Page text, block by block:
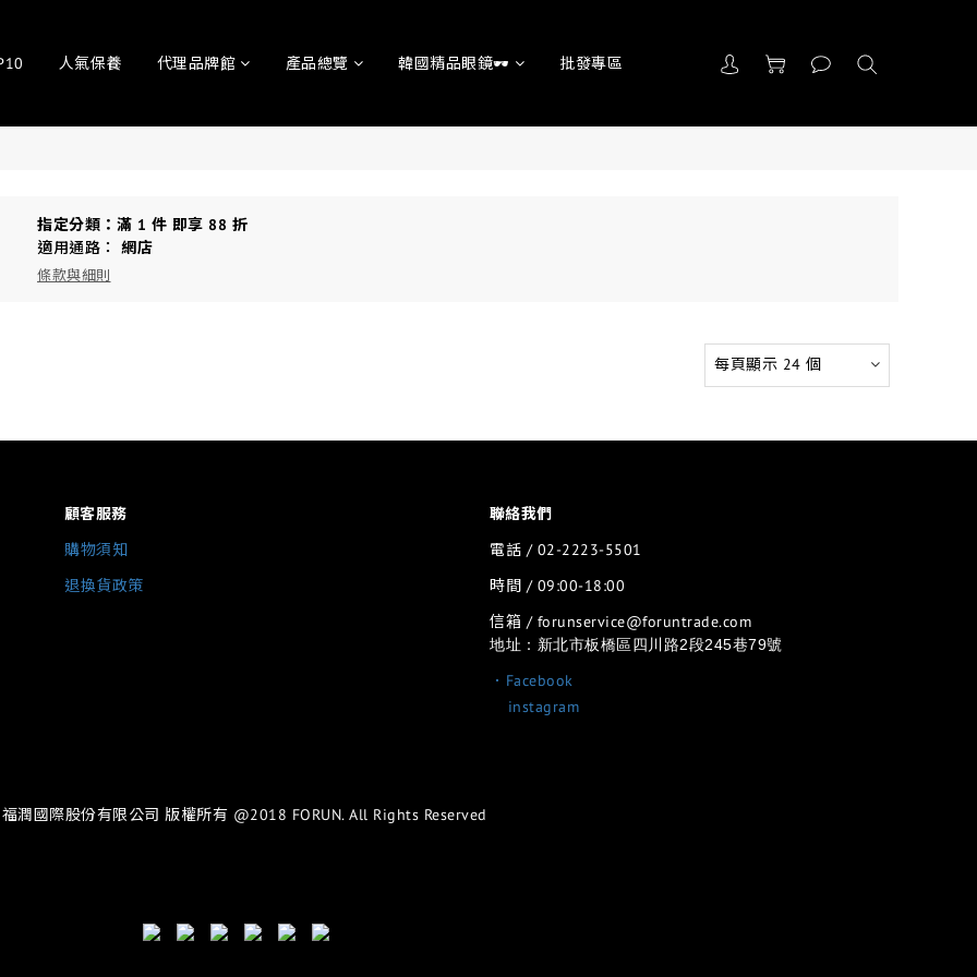
人氣保養 代理品牌館 產品總覽 韓國精品眼鏡🕶 批發專區
指定分類：滿 1 件 即享 88 折
適用通路： 網店
條款與細則
每頁顯示 24 個
顧客服務
購物須知
退換貨政策
聯絡我們
電話 / 02-2223-5501
時間 / 09:00-18:00
信箱 / forunservice@foruntrade.com
地址：新北市板橋區四川路2段245巷79號
．Facebook
instagram
福潤國際股份有限公司 版權所有 @2018 FORUN. All Rights Reserved